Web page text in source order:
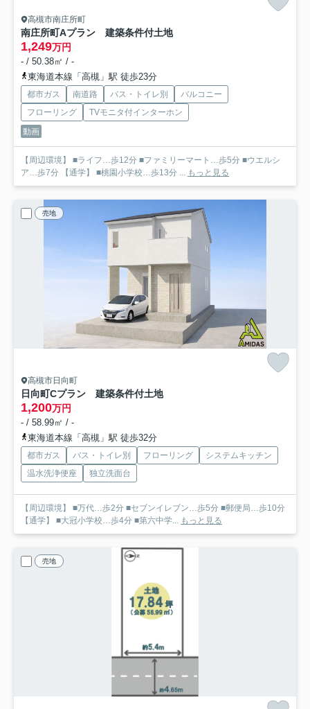
高槻市南庄所町
南庄所町Aプラン 建築条件付土地
1,249万円
- / 50.38㎡ / -
東海道本線「高槻」駅 徒歩23分
都市ガス 南道路 バス・トイレ別
バルコニー
フローリング
TVモニタ付インターホン
動画
【周辺環境】 ■ライフ…歩12分 ■ファミリーマート…歩5分 ■ウエルシ
ア…歩7分 【通学】 ■桃園小学校…歩13分 ... もっと見る
売地
高槻市日向町
日向町Cプラン 建築条件付土地
1,200万円
- / 58.99㎡ / -
東海道本線「高槻」駅 徒歩32分
都市ガス バス・トイレ別 フローリング
システムキッチン
温水洗浄便座
独立洗面台
【周辺環境】 ■万代…歩2分 ■セブンイレブン…歩5分 ■郵便局…歩10分
【通学】 ■大冠小学校…歩4分 ■第六中学... もっと見る
売地